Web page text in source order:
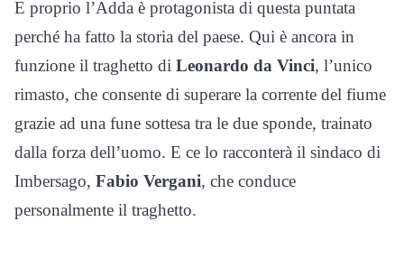
E proprio l’Adda è protagonista di questa puntata
perché ha fatto la storia del paese. Qui è ancora in
funzione il traghetto di Leonardo da Vinci, l’unico
rimasto, che consente di superare la corrente del fiume
grazie ad una fune sottesa tra le due sponde, trainato
dalla forza dell’uomo. E ce lo racconterà il sindaco di
Imbersago, Fabio Vergani, che conduce
personalmente il traghetto.